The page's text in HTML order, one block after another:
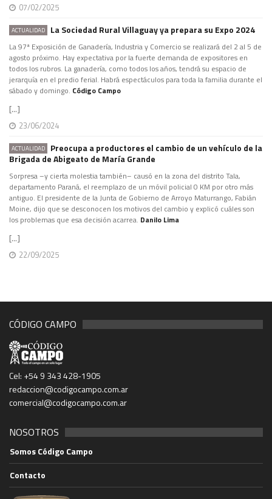
07/02/2025
ACTUALIDAD La Sociedad Rural Villaguay ya prepara su Expo 2024
La 97ª Exposición de Ganadería, Industria y Comercio se realizará del 2 al 5 de
agosto próximo. Hay expectativa por la fuerte demanda de expositores en
todos los rubros. La ganadería, como todos los años, tendrá su espacio de
jerarquía en el predio ferial. Habrá espectáculos para toda la familia durante el
sábado y domingo. Código Campo
[...]
23/06/2024
ACTUALIDAD
Preocupa a productores el cambio de un vehículo de la
Brigada de Abigeato de María Grande
Sorpresa –y cierta molestia también– causó en la zona del distrito Tala,
departamento Paraná, el reemplazo de un móvil policial 0 KM por otro más
antiguo. El presidente de la Junta de Gobierno de Arroyo Maturrango, Fabián
Moine, dijo que se desconocen los motivos del cambio y explicó cuáles son
los problemas que esa decisión acarrea. Danilo Lima
[...]
22/09/2025
CÓDIGO CAMPO
Cel: +54 9 343 428-1905
redaccion@codigocampo.com.ar
comercial@codigocampo.com.ar
NOSOTROS
Somos Código Campo
Contacto